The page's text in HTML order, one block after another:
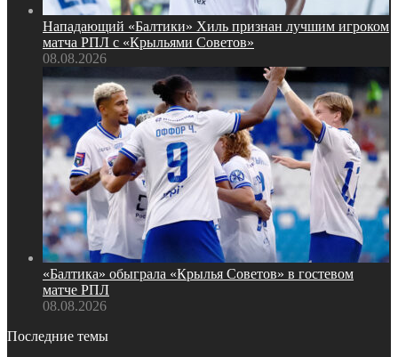
Нападающий «Балтики» Хиль признан лучшим игроком
матча РПЛ с «Крыльями Советов»
08.08.2026
«Балтика» обыграла «Крылья Советов» в гостевом
матче РПЛ
08.08.2026
Последние темы